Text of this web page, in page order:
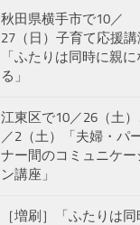
秋田県横手市で10／
27（日）子育て応援講
「ふたりは同時に親に
る」
江東区で10／26（土）
／2（土）「夫婦・パ
ナー間のコミュニケー
ン講座」
［増刷］「ふたりは同